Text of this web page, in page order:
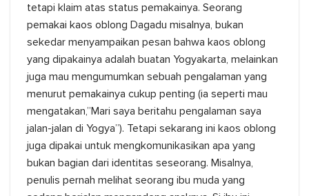
tetapi klaim atas status pemakainya. Seorang
pemakai kaos oblong Dagadu misalnya, bukan
sekedar menyampaikan pesan bahwa kaos oblong
yang dipakainya adalah buatan Yogyakarta, melainkan
juga mau mengumumkan sebuah pengalaman yang
menurut pemakainya cukup penting (ia seperti mau
mengatakan,”Mari saya beritahu pengalaman saya
jalan-jalan di Yogya”). Tetapi sekarang ini kaos oblong
juga dipakai untuk mengkomunikasikan apa yang
bukan bagian dari identitas seseorang. Misalnya,
penulis pernah melihat seorang ibu muda yang